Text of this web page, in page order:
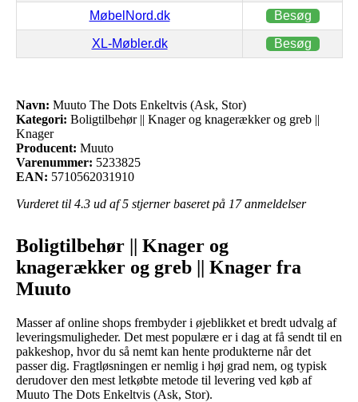
MøbelNord.dk Besøg
XL-Møbler.dk Besøg
Navn: Muuto The Dots Enkeltvis (Ask, Stor)
Kategori: Boligtilbehør || Knager og knagerækker og greb ||
Knager
Producent: Muuto
Varenummer: 5233825
EAN: 5710562031910
Vurderet til 4.3 ud af 5 stjerner baseret på 17anmeldelser
Boligtilbehør || Knager og
knagerækker og greb || Knager fra
Muuto
Masser af online shops frembyder i øjeblikket et bredt udvalg af
leveringsmuligheder. Det mest populære er i dag at få sendt til en
pakkeshop, hvor du så nemt kan hente produkterne når det
passer dig. Fragtløsningen er nemlig i høj grad nem, og typisk
derudover den mest letkøbte metode til levering ved køb af
Muuto The Dots Enkeltvis (Ask, Stor).